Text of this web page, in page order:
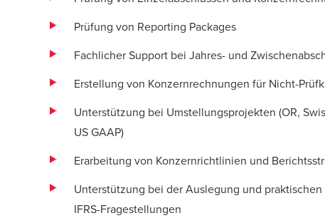
Prüfung von Reporting Packages
Fachlicher Support bei Jahres- und
Erstellung von Konzernrechnungen für Nicht-
Unterstützung bei Umstellungsprojekten (OR,
US GAAP)
Erarbeitung von Konzernrichtlinien und
Unterstützung bei der Auslegung und
IFRS-Fragestellungen